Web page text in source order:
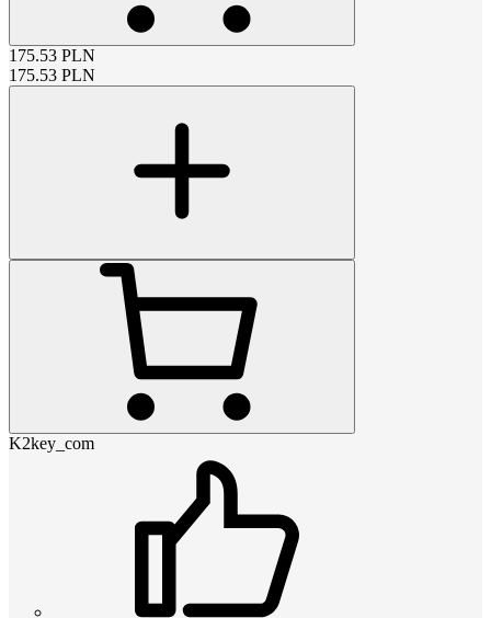
175.53 PLN
175.53 PLN
K2key_com